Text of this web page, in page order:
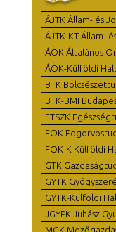
ÁJTK Állam- és
ÁJTK-KT Állam-
ÁOK Általános
ÁOK-Külföldi
BTK
BTK-BMI
ETSZK
FOK
FOK-K Külföldi
GTK
GYTK
GYTK-Külföldi
JGYPK Juhász
MGK